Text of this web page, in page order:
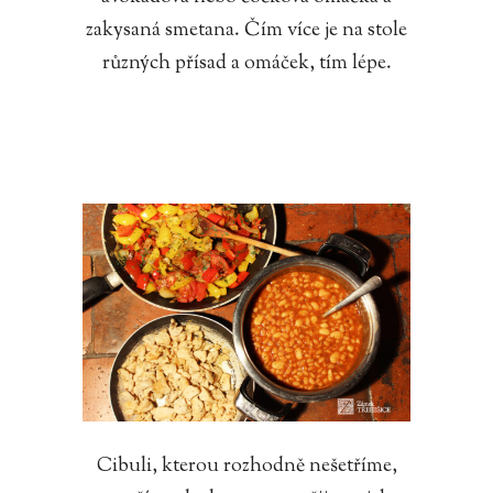
zakysaná smetana. Čím více je na stole
různých přísad a omáček, tím lépe.
Cibuli, kterou rozhodně nešetříme,